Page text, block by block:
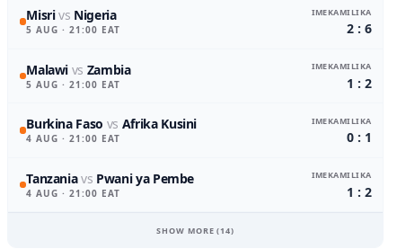
Misrivs Nigeria
5 AUG · 21:00 EAT
IMEKAMILIKA
2 : 6
Malawi vs Zambia
5 AUG · 21:00 EAT
IMEKAMILIKA
1 : 2
Burkina Faso vs Afrika Kusini
4 AUG · 21:00 EAT
IMEKAMILIKA
0 : 1
Tanzaniavs Pwani ya Pembe
4 AUG · 21:00 EAT
IMEKAMILIKA
1 : 2
SHOW MORE (14)